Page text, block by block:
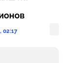
02:17